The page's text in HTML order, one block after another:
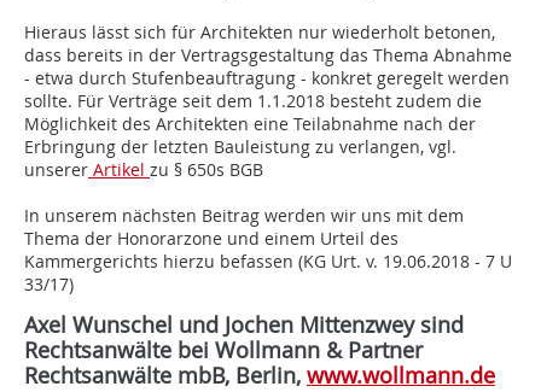
Hieraus lässt sich für Architekten nur wiederholt betonen,
dass bereits in der Vertragsgestaltung das Thema Abnahme
- etwa durch Stufenbeauftragung - konkret geregelt werden
sollte. Für Verträge seit dem 1.1.2018 besteht zudem die
Möglichkeit des Architekten eine Teilabnahme nach der
Erbringung der letzten Bauleistung zu verlangen, vgl.
unserer Artikel zu § 650s BGB
In unserem nächsten Beitrag werden wir uns mit dem
Thema der Honorarzone und einem Urteil des
Kammergerichts hierzu befassen (KG Urt. v. 19.06.2018 - 7 U
33/17)
Axel Wunschel und Jochen Mittenzwey sind
Rechtsanwälte bei Wollmann & Partner
Rechtsanwälte mbB, Berlin, www.wollmann.de